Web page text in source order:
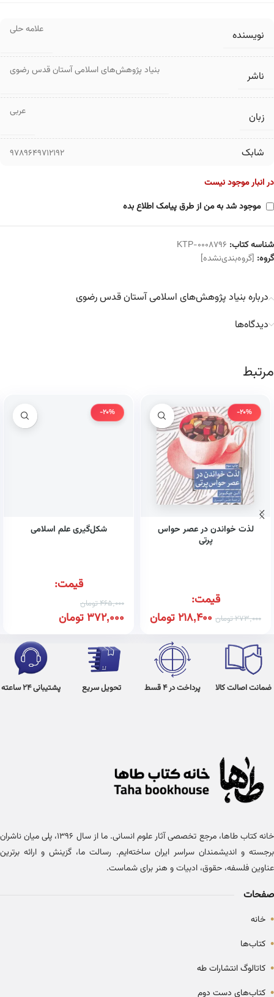
نویسنده علامه حلی
ناشر بنیاد پژوهش‌های اسلامی آستان قدس رضوی
زبان عربی
شابک 9789649712192
در انبار موجود نیست
موجود شد به من از طرق پیامک اطلاع بده
شناسه کتاب: KTP-0008796
گروه: [گروه‌بندی‌نشده]
درباره بنیاد پژوهش‌های اسلامی آستان قدس رضوی
دیدگاه‌ها
مرتبط
-20%
لذت خواندن در عصر حواس
پرتی
قیمت:
273,000تومان 218,400تومان
-20%
شکل‌گیری علم اسلامی
قیمت:
465,000تومان
372,000تومان
ضمانت اصالت کالا پرداخت در 4 قسط تحویل سریع پشتیبانی 24 ساعته
خانه کتاب طاها، مرجع تخصصی آثار علوم انسانی. ما از سال ۱۳۹۶، پلی میان ناشران
برجسته و اندیشمندان سراسر ایران ساخته‌ایم. رسالت ما، گزینش و ارائه برترین
عناوین فلسفه، حقوق، ادبیات و هنر برای شماست.
صفحات
• خانه
• کتاب‌ها
• کاتالوگ انتشارات طه
• کتاب‌های دست دوم